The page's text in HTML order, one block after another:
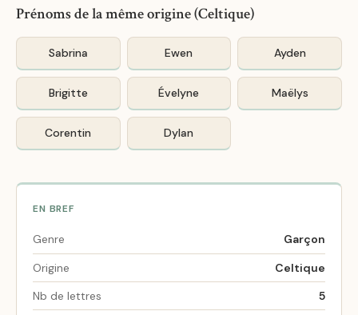
Prénoms de la même origine (Celtique)
Sabrina Ewen Ayden
Brigitte Évelyne Maëlys
Corentin Dylan
EN BREF
Genre
Garçon
Origine
Celtique
Nb de lettres
5